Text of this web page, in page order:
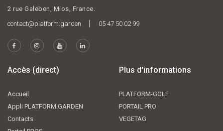
2 rue Galeben, Mios, France.
contact@platform.garden
05 47 50 02 99
Accès (direct)
Accueil
Appli PLATFORM.GARDEN
Contacts
Plus d'informations
PLATFORM-GOLF
PORTAIL PRO
VEGETAG